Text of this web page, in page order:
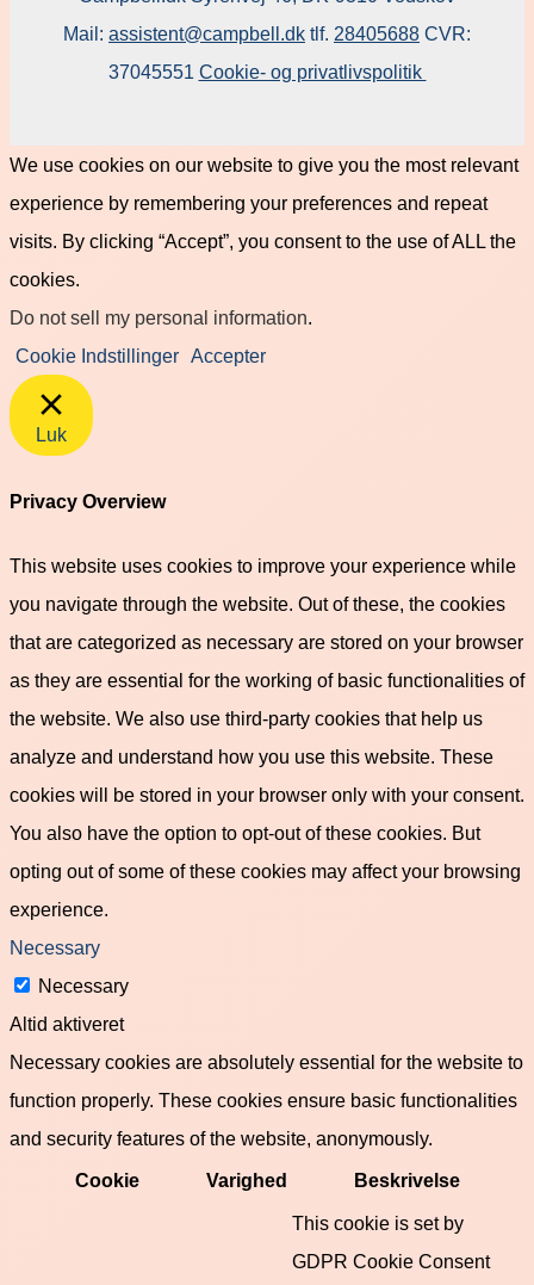
Mail: assistent@campbell.dk tlf. 28405688 CVR:
37045551 Cookie- og privatlivspolitik
We use cookies on our website to give you the most relevant
experience by remembering your preferences and repeat
visits. By clicking “Accept”, you consent to the use of ALL the
cookies.
Do not sell my personal information.
Cookie Indstillinger Accepter
Luk
Privacy Overview
This website uses cookies to improve your experience while
you navigate through the website. Out of these, the cookies
that are categorized as necessary are stored on your browser
as they are essential for the working of basic functionalities of
the website. We also use third-party cookies that help us
analyze and understand how you use this website. These
cookies will be stored in your browser only with your consent.
You also have the option to opt-out of these cookies. But
opting out of some of these cookies may affect your browsing
experience.
Necessary
Necessary
Altid aktiveret
Necessary cookies are absolutely essential for the website to
function properly. These cookies ensure basic functionalities
and security features of the website, anonymously.
Cookie
Varighed Beskrivelse
This cookie is set by
GDPR Cookie Consent